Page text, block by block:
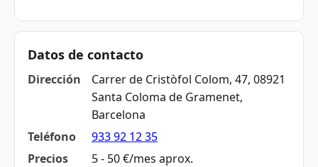
Datos de contacto
Dirección
Carrer de Cristòfol Colom, 47, 08921
Santa Coloma de Gramenet,
Barcelona
Teléfono
933 92 12 35
Precios
5 - 50 €/mes aprox.